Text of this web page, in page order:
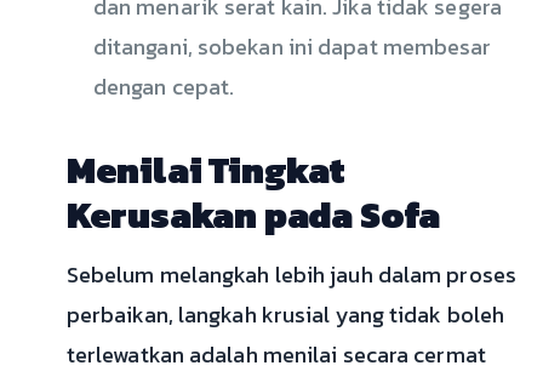
dan menarik serat kain. Jika tidak segera
ditangani, sobekan ini dapat membesar
dengan cepat.
Menilai Tingkat
Kerusakan pada Sofa
Sebelum melangkah lebih jauh dalam proses
perbaikan, langkah krusial yang tidak boleh
terlewatkan adalah menilai secara cermat